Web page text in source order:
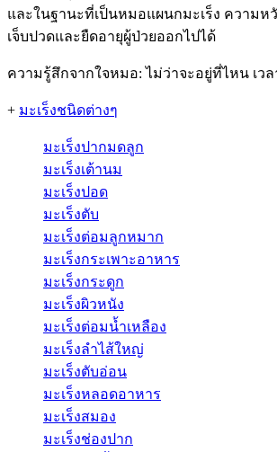
และในฐานะที่เป็นหมอแผนกมะเร็ง ความ
เจ็บปวดและยืดอายุผู้ป่วยออกไปได้
ความรู้สึกจากใจหมอ: ไม่ว่าจะอยู่ที่ไหน เ
+ มะเร็งชนิดต่างๆ
มะเร็งปากมดลูก
มะเร็งเต้านม
มะเร็งปอด
มะเร็งตับ
มะเร็งต่อมลูกหมาก
มะเร็งกระเพาะอาหาร
มะเร็งกระดูก
มะเร็งผิวหนัง
มะเร็งต่อมน้ำเหลือง
มะเร็งลำไส้ใหญ่
มะเร็งตับอ่อน
มะเร็งหลอดอาหาร
มะเร็งสมอง
มะเร็งช่องปาก